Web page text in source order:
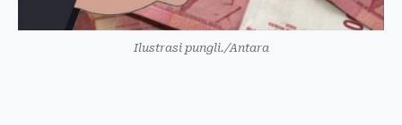
Ilustrasi pungli./Antara